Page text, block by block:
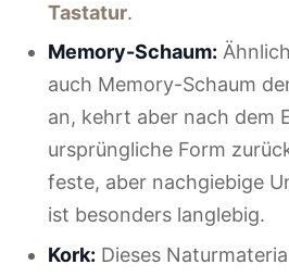
Tastatur.
Memory-Schaum:
auch Memory-Schaum
an, kehrt aber nach dem
ursprüngliche Form
feste, aber nachgiebige
ist besonders langlebig.
Kork: Dieses